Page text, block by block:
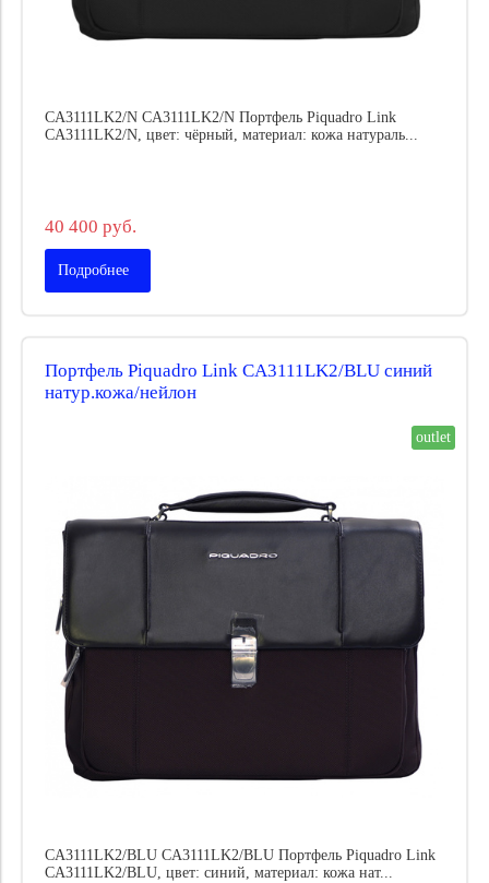
CA3111LK2/N CA3111LK2/N Портфель Piquadro Link
CA3111LK2/N, цвет: чёрный, материал: кожа натураль...
40 400 руб.
Подробнее
Портфель Piquadro Link CA3111LK2/BLU синий
натур.кожа/нейлон
outlet
CA3111LK2/BLU CA3111LK2/BLU Портфель Piquadro Link
CA3111LK2/BLU, цвет: синий, материал: кожа нат...